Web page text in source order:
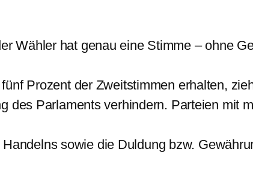
Wähler hat genau eine Stimme – ohne
Prozent der Zweitstimmen erhalten,
des Parlaments verhindern. Parteien mit
sowie die Duldung bzw.